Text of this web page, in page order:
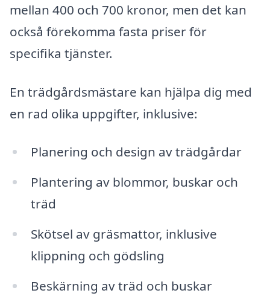
mellan 400 och 700 kronor, men det kan
också förekomma fasta priser för
specifika tjänster.
En trädgårdsmästare kan hjälpa dig med
en rad olika uppgifter, inklusive:
Planering och design av trädgårdar
Plantering av blommor, buskar och
träd
Skötsel av gräsmattor, inklusive
klippning och gödsling
Beskärning av träd och buskar